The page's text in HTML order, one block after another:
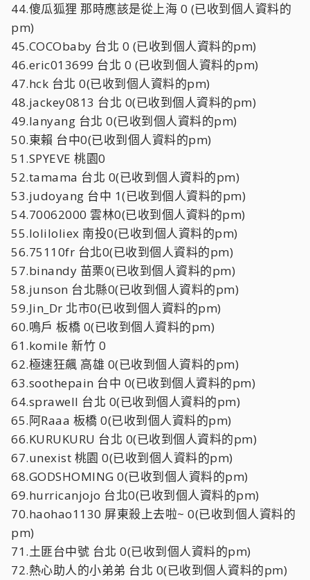
44.傻瓜狐狸 那時應該是從上海 0 (已收到個人資料的
pm)
45.COCObaby 台北 0 (已收到個人資料的pm)
46.eric013699 台北 0 (已收到個人資料的pm)
47.hck 台北 0(已收到個人資料的pm)
48.jackey0813 台北 0(已收到個人資料的pm)
49.lanyang 台北 0(已收到個人資料的pm)
50.東賴 台中0(已收到個人資料的pm)
51.SPYEVE 桃園0
52.tamama 台北 0(已收到個人資料的pm)
53.judoyang 台中 1(已收到個人資料的pm)
54.70062000 雲林0(已收到個人資料的pm)
55.loliloliex 南投0(已收到個人資料的pm)
56.75110fr 台北0(已收到個人資料的pm)
57.binandy 苗栗0(已收到個人資料的pm)
58.junson 台北縣0(已收到個人資料的pm)
59.Jin_Dr 北市0(已收到個人資料的pm)
60.鳴戶 板橋 0(已收到個人資料的pm)
61.komile 新竹 0
62.極速狂飆 高雄 0(已收到個人資料的pm)
63.soothepain 台中 0(已收到個人資料的pm)
64.sprawell 台北 0(已收到個人資料的pm)
65.阿Raaa 板橋 0(已收到個人資料的pm)
66.KURUKURU 台北 0(已收到個人資料的pm)
67.unexist 桃園 0(已收到個人資料的pm)
68.GODSHOMING 0(已收到個人資料的pm)
69.hurricanjojo 台北0(已收到個人資料的pm)
70.haohao1130 屏東殺上去啦~ 0(已收到個人資料的
pm)
71.土匪台中號 台北 0(已收到個人資料的pm)
72.熱心助人的小弟弟 台北 0(已收到個人資料的pm)